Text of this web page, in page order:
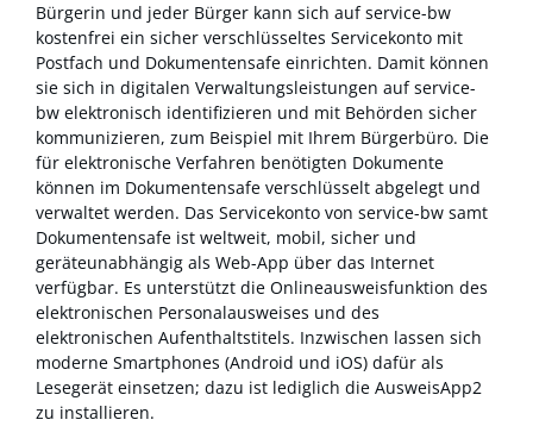
Bürgerin und jeder Bürger kann sich auf service-bw
kostenfrei ein sicher verschlüsseltes Servicekonto mit
Postfach und Dokumentensafe einrichten. Damit können
sie sich in digitalen Verwaltungsleistungen auf service-
bw elektronisch identifizieren und mit Behörden sicher
kommunizieren, zum Beispiel mit Ihrem Bürgerbüro. Die
für elektronische Verfahren benötigten Dokumente
können im Dokumentensafe verschlüsselt abgelegt und
verwaltet werden. Das Servicekonto von service-bw samt
Dokumentensafe ist weltweit, mobil, sicher und
geräteunabhängig als Web-App über das Internet
verfügbar. Es unterstützt die Onlineausweisfunktion des
elektronischen Personalausweises und des
elektronischen Aufenthaltstitels. Inzwischen lassen sich
moderne Smartphones (Android und iOS) dafür als
Lesegerät einsetzen; dazu ist lediglich die AusweisApp2
zu installieren.